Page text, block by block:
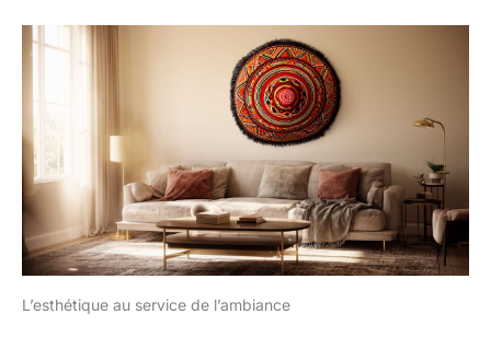
L’esthétique au service de l’ambiance